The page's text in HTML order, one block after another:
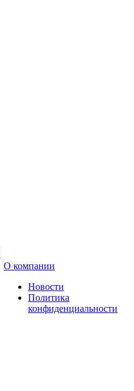
О компании
Новости
Политика
конфиденциальности